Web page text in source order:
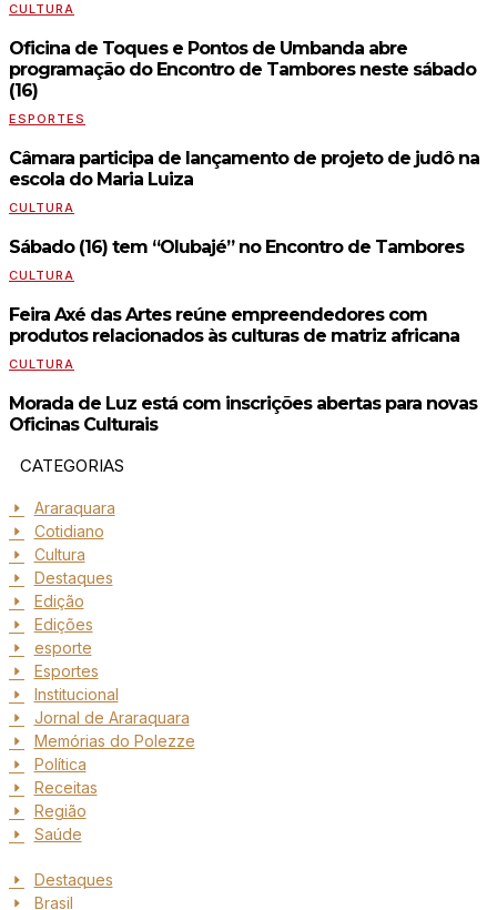
CULTURA
Oficina de Toques e Pontos de Umbanda abre
programação do Encontro de Tambores neste sábado
(16)
ESPORTES
Câmara participa de lançamento de projeto de judô na
escola do Maria Luiza
CULTURA
Sábado (16) tem “Olubajé” no Encontro de Tambores
CULTURA
Feira Axé das Artes reúne empreendedores com
produtos relacionados às culturas de matriz africana
CULTURA
Morada de Luz está com inscrições abertas para novas
Oficinas Culturais
CATEGORIAS
Araraquara
Cotidiano
Cultura
Destaques
Edição
Edições
esporte
Esportes
Institucional
Jornal de Araraquara
Memórias do Polezze
Política
Receitas
Região
Saúde
Destaques
Brasil